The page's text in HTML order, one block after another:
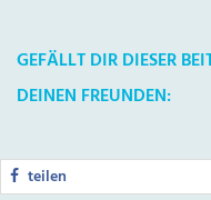
GEFÄLLT DIR DIESER
DEINEN FREUNDEN:
teilen